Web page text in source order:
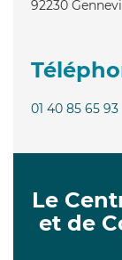
92230
01 40 85 65 93
Le
et de